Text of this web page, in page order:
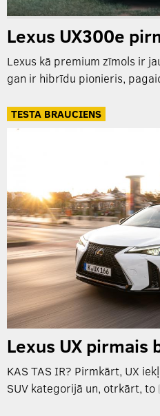
Lexus UX300e
Lexus kā premium zīmols ir
gan ir hibrīdu pionieris,
TESTA BRAUCIENS
Lexus UX pirmais
KAS TAS IR? Pirmkārt, UX
SUV kategorijā un, otrkārt, to